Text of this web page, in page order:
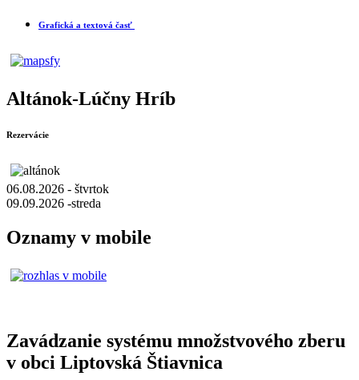
Grafická a textová časť
Altánok-Lúčny Hríb
Rezervácie
06.08.2026 - štvrtok
09.09.2026 -streda
Oznamy v mobile
Zavádzanie systému množstvového zberu
v obci Liptovská Štiavnica